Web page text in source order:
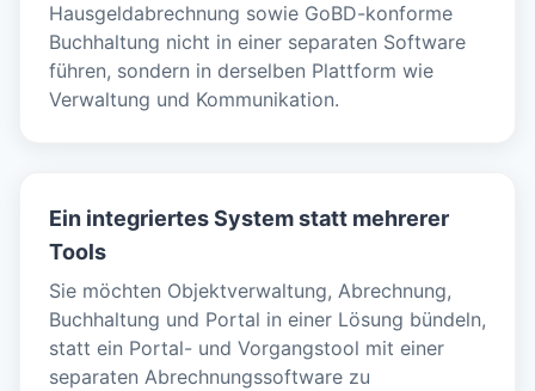
Hausgeldabrechnung sowie GoBD-konforme
Buchhaltung nicht in einer separaten Software
führen, sondern in derselben Plattform wie
Verwaltung und Kommunikation.
Ein integriertes System statt mehrerer
Tools
Sie möchten Objektverwaltung, Abrechnung,
Buchhaltung und Portal in einer Lösung bündeln,
statt ein Portal- und Vorgangstool mit einer
separaten Abrechnungssoftware zu